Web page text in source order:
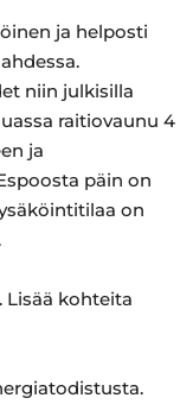
ja helposti
niin julkisilla
raitiovaunu 4
ja
päin on
on
Lisää kohteita